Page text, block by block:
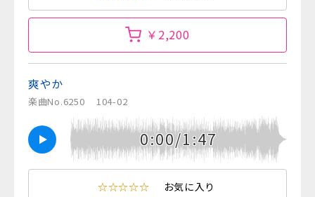
￥2,200
爽やか
楽曲No.6250 104-02
0:00/1:47
☆☆☆☆☆ お気に入り